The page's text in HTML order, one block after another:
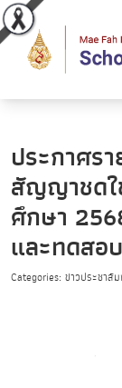
ประกาศร
สัญญาชดใ
ศึกษา
และทดสอ
Categories: ข่าวประชาสั